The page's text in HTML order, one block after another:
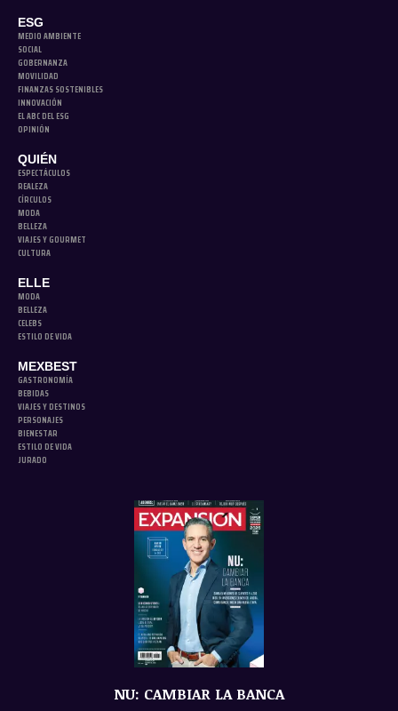
ESG
MEDIO AMBIENTE
SOCIAL
GOBERNANZA
MOVILIDAD
FINANZAS SOSTENIBLES
INNOVACIÓN
EL ABC DEL ESG
OPINIÓN
QUIÉN
ESPECTÁCULOS
REALEZA
CÍRCULOS
MODA
BELLEZA
VIAJES Y GOURMET
CULTURA
ELLE
MODA
BELLEZA
CELEBS
ESTILO DE VIDA
MEXBEST
GASTRONOMÍA
BEBIDAS
VIAJES Y DESTINOS
PERSONAJES
BIENESTAR
ESTILO DE VIDA
JURADO
NU: CAMBIAR LA BANCA